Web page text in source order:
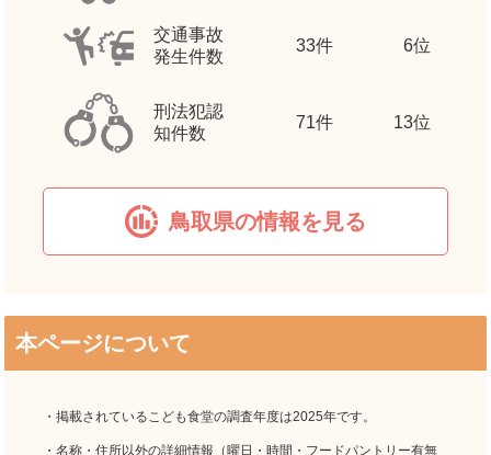
交通事故
発生件数
33件 6位
刑法犯認
知件数
71件 13位
鳥取県の情報を見る
本ページについて
・掲載されているこども食堂の調査年度は2025年です。
・名称・住所以外の詳細情報（曜日・時間・フードパントリー有無